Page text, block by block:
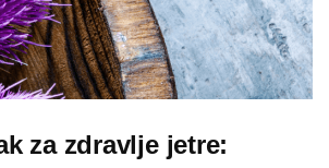
za zdravlje jetre: